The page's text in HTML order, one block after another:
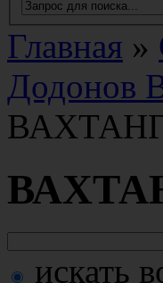
Главная »
Додонов
искать